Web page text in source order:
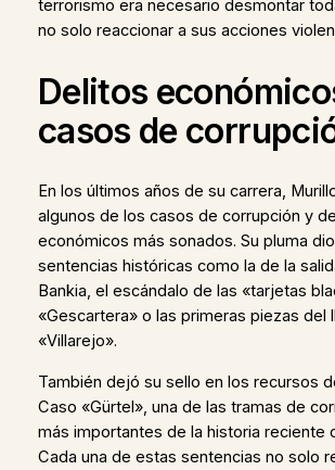
terrorismo era necesario desmontar
no solo reaccionar a sus acciones
Delitos
casos de
En los últimos años de su carrera,
algunos de los casos de corrupción y
económicos más sonados. Su pluma
sentencias históricas como la de la
Bankia, el escándalo de las «tarjetas
«Gescartera» o las primeras piezas del
«Villarejo».
También dejó su sello en los recursos
Caso «Gürtel», una de las tramas de
más importantes de la historia reciente
Cada una de estas sentencias no solo